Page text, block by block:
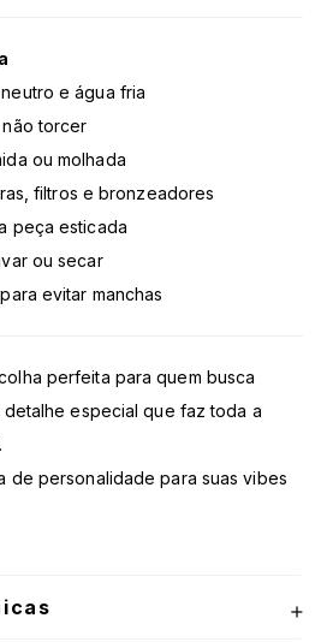
e água fria
torcer
ou molhada
filtros e bronzeadores
peça esticada
ou secar
evitar manchas
perfeita para quem busca
especial que faz toda a
de personalidade para suas vibes